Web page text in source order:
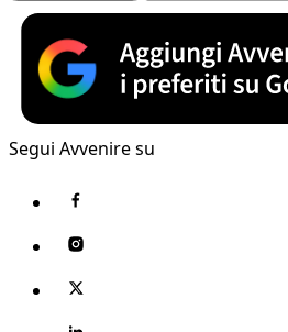
Segui Avvenire su